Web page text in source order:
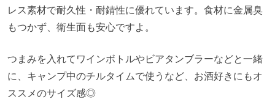
レス素材で耐久性・耐錆性に優れています。食材に金属臭
もつかず、衛生面も安心ですよ。
つまみを入れてワインボトルやビアタンブラーなどと一緒
に、キャンプ中のチルタイムで使うなど、お酒好きにもオ
ススメのサイズ感◎